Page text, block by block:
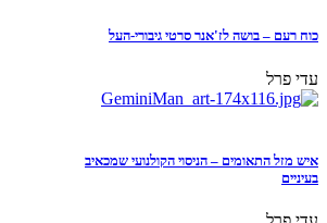
כוח רעם – בושה לז'אנר סרטי גיבורי-העל
עדי פרל
איש מזל התאומים – הניסוי הקולנועי שמכאיב
בעיניים